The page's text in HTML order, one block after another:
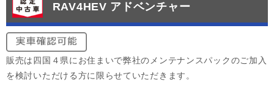
RAV4HEV アドベンチャー
販売は四国４県にお住まいで弊社のメンテナンスパックのご加入
を検討いただける方に限らせていただきます。